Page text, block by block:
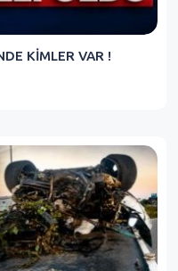
KİMLER VAR !